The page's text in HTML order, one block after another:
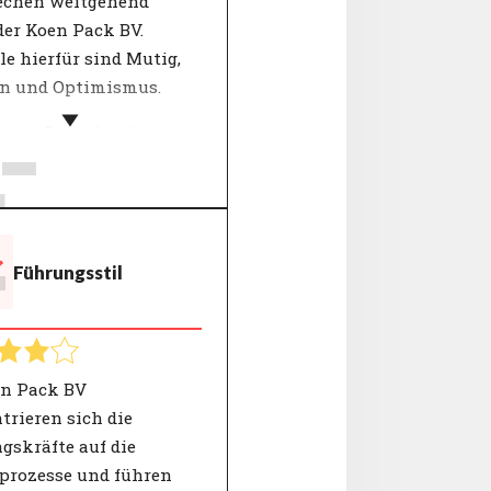
Koen Pack BV.
hierfür sind Mutig,
und Optimismus.
Organisationen
ihre Werte, indem
steht. Wichtige
dieser "Kernwerte"
Die Werte einer
geben Kunden
Einblick
die
der Organisation
Führungsstil
Pack BV
sich die
auf die
und führen